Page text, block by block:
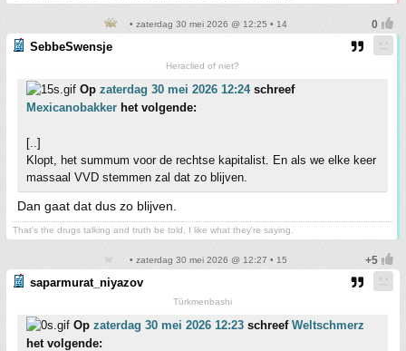
• zaterdag 30 mei 2026 @ 12:25 • 14
SebbeSwensje
Heraclied of niet?
Op zaterdag 30 mei 2026 12:24schreef
Mexicanobakker het volgende:
[..]
Klopt, het summum voor de rechtse kapitalist. En als we elke keer
massaal VVD stemmen zal dat zo blijven.
Dan gaat dat dus zo blijven.
That's the drugs talking and truth be told, I like what they're saying.
• zaterdag 30 mei 2026 @ 12:27 • 15
saparmurat_niyazov
Türkmenbashi
Op zaterdag 30 mei 2026 12:23 schreef Weltschmerz
het volgende: